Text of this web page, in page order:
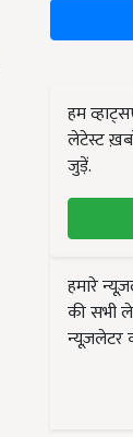
हम
लेटेस्ट
जुड़ें.
हमारे
की सभी
न्यूज़लेटर